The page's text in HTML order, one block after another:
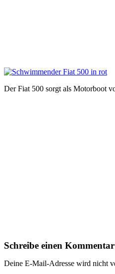
Der Fiat 500 sorgt als Motorboot
Schreibe einen Kommentar
Deine E-Mail-Adresse wird nicht